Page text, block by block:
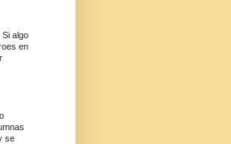
Si algo
en
se